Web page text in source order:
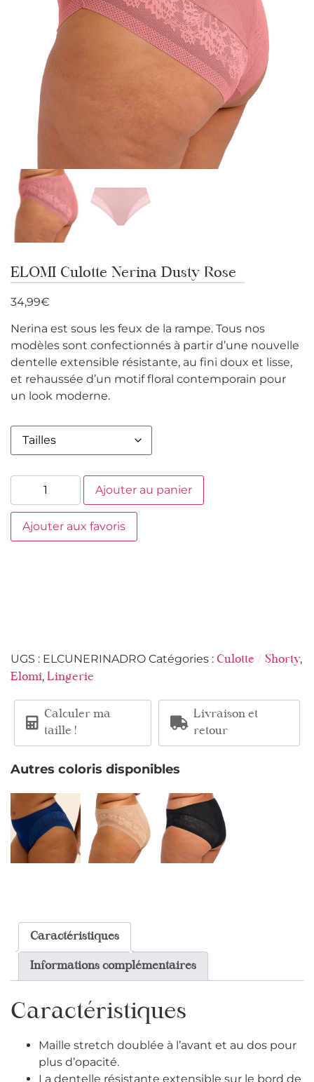
ELOMI Culotte Nerina Dusty Rose
34,99€
Nerina est sous les feux de la rampe. Tous nos
modèles sont confectionnés à partir d’une nouvelle
dentelle extensible résistante, au fini doux et lisse,
et rehaussée d’un motif floral contemporain pour
un look moderne.
Ajouter au panier
Ajouter aux favoris
UGS : ELCUNERINADRO Catégories : Culotte / Shorty,
Elomi, Lingerie
Calculer ma
taille !
Livraison et
retour
Autres coloris disponibles
Caractéristiques
Informations complémentaires
Caractéristiques
Maille stretch doublée à l’avant et au dos pour
plus d’opacité.
La dentelle résistante extensible sur le bord de